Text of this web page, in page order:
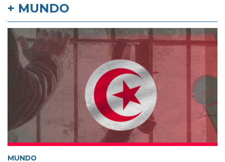
+ MUNDO
MUNDO